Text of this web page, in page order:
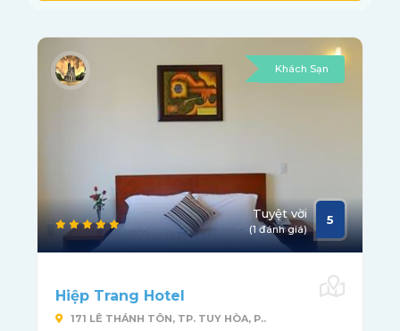
Khách Sạn
Tuyệt vời
(1 đánh giá)
5
Hiệp Trang Hotel
171 LÊ THÁNH TÔN, TP. TUY HÒA, P..